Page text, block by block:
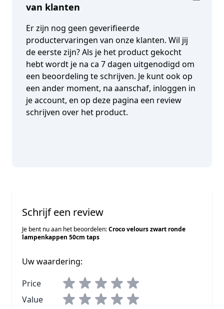
van klanten
Er zijn nog geen geverifieerde
productervaringen van onze klanten. Wil jij
de eerste zijn? Als je het product gekocht
hebt wordt je na ca 7 dagen uitgenodigd om
een beoordeling te schrijven. Je kunt ook op
een ander moment, na aanschaf, inloggen in
je account, en op deze pagina een review
schrijven over het product.
Schrijf een review
Je bent nu aan het beoordelen:Croco velours zwart ronde
lampenkappen 50cm taps
Uw waardering:
Price
Value